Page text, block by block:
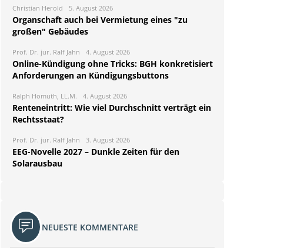
Christian Herold 5. August 2026
Organschaft auch bei Vermietung eines "zu
großen" Gebäudes
Prof. Dr. jur. Ralf Jahn 4. August 2026
Online-Kündigung ohne Tricks: BGH konkretisiert
Anforderungen an Kündigungsbuttons
Ralph Homuth, LL.M. 4. August 2026
Renteneintritt: Wie viel Durchschnitt verträgt ein
Rechtsstaat?
Prof. Dr. jur. Ralf Jahn 3. August 2026
EEG-Novelle 2027 – Dunkle Zeiten für den
Solarausbau
NEUESTE KOMMENTARE